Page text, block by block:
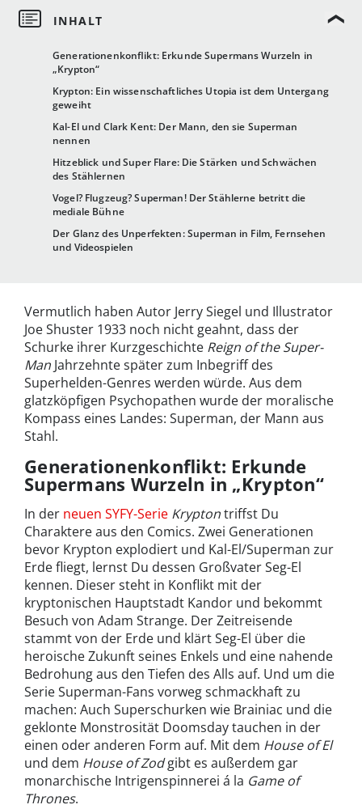
Generationenkonflikt: Erkunde Supermans Wurzeln in
„Krypton“
Krypton: Ein wissenschaftliches Utopia ist dem Untergang
geweiht
Kal-El und Clark Kent: Der Mann, den sie Superman
nennen
Hitzeblick und Super Flare: Die Stärken und Schwächen
des Stählernen
Vogel? Flugzeug? Superman! Der Stählerne betritt die
mediale Bühne
Der Glanz des Unperfekten: Superman in Film, Fernsehen
und Videospielen
Vermutlich haben Autor Jerry Siegel und Illustrator
Joe Shuster 1933 noch nicht geahnt, dass der
Schurke ihrer Kurzgeschichte Reign of the Super-
Man Jahrzehnte später zum Inbegriff des
Superhelden-Genres werden würde. Aus dem
glatzköpfigen Psychopathen wurde der moralische
Kompass eines Landes: Superman, der Mann aus
Stahl.
Generationenkonflikt: Erkunde
Supermans Wurzeln in „Krypton“
In der neuen SYFY-Serie Kryptontriffst Du
Charaktere aus den Comics. Zwei Generationen
bevor Krypton explodiert und Kal-El/Superman zur
Erde fliegt, lernst Du dessen Großvater Seg-El
kennen. Dieser steht in Konflikt mit der
kryptonischen Hauptstadt Kandor und bekommt
Besuch von Adam Strange. Der Zeitreisende
stammt von der Erde und klärt Seg-El über die
heroische Zukunft seines Enkels und eine nahende
Bedrohung aus den Tiefen des Alls auf. Und um die
Serie Superman-Fans vorweg schmackhaft zu
machen: Auch Superschurken wie Brainiac und die
geklonte Monstrosität Doomsday tauchen in der
einen oder anderen Form auf. Mit dem House of El
und dem House of Zodgibt es außerdem gar
monarchische Intrigenspinnerei á la Game of
Thrones.